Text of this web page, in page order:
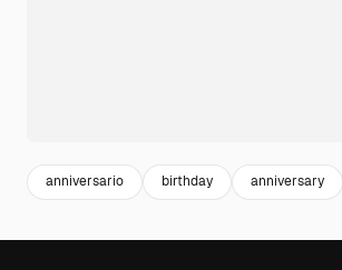
anniversario birthday anniversary